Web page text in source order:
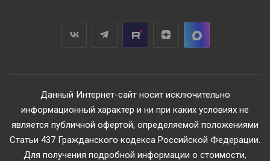
Данный Интернет-сайт носит исключительно
информационный характер и ни при каких условиях не
является публичной офертой, определяемой положениями
Статьи 437 Гражданского кодекса Российской Федерации.
Для получения подробной информации о стоимости,